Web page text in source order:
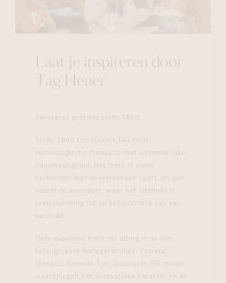
Laat je inspireren door
Tag Heuer
Zwitserse precisie sinds 1860
Sinds 1860 combineert TAG Heuer
technologische innovatie met uitzonderlijke
nauwkeurigheid. Het merk is nauw
verbonden met de wereld van sport, en dan
vooral de autosport, waar het uitblinkt in
precisietiming tot op 5/10.000ste van een
seconde.
Deze expertise komt tot uiting in de vier
belangrijkste horlogefamilies: Carrera,
Monaco, Formula 1 en Aquaracer. Elk model
weerspiegelt het innovatieve karakter en de